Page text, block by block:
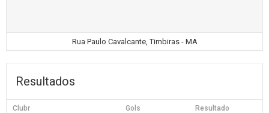
Rua Paulo Cavalcante, Timbiras - MA
Resultados
Clubr Gols Resultado